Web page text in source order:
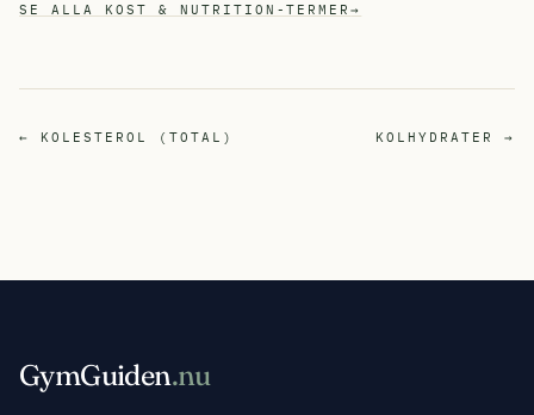
SE ALLA KOST & NUTRITION-TERMER→
← KOLESTEROL (TOTAL) KOLHYDRATER →
GymGuiden.nu